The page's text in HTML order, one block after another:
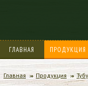
ГЛАВНАЯ ПРОДУКЦИЯ
БОНУСНАЯ ПРОГРАММА
Главная Продукция